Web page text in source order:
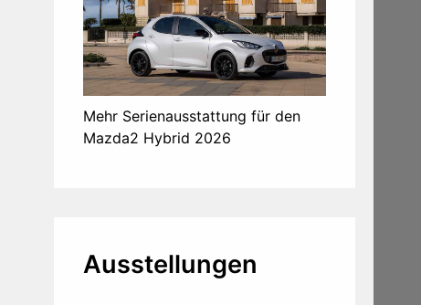
Mehr Serienausstattung für den
Mazda2 Hybrid 2026
Ausstellungen